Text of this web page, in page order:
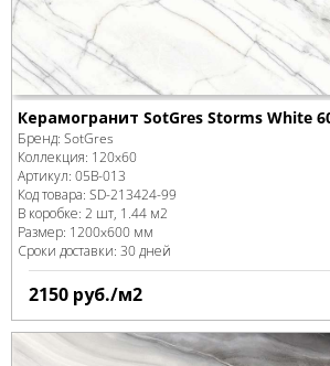
Керамогранит SotGres Storms White
Бренд: SotGres
Коллекция: 120x60
Артикул: 05В-013
Код товара: SD-213424-99
В коробке: 2 шт, 1.44 м2
Размер: 1200x600 мм
Сроки доставки: 30 дней
2150 руб./м2